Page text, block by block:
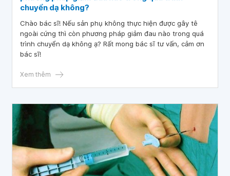
chuyển dạ không?
Chào bác sĩ! Nếu sản phụ không thực hiện được gây tê
ngoài cứng thì còn phương pháp giảm đau nào trong quá
trình chuyển dạ không ạ? Rất mong bác sĩ tư vấn, cảm ơn
bác sĩ!
Xem thêm